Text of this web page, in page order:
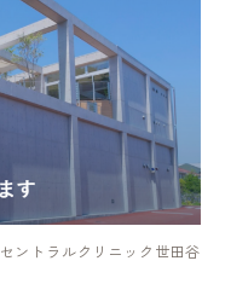
セントラルクリニック世田谷